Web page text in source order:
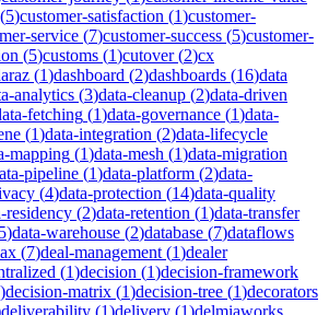
(5)customer-satisfaction (1)customer-
service (7)customer-success (5)customer-
(5)customs (1)cutover(2)cx
(1)dashboard (2)dashboards (16)data
analytics (3)data-cleanup (2)data-driven
fetching (1)data-governance (1)data-
(1)data-integration (2)data-lifecycle
mapping (1)data-mesh (1)data-migration
pipeline (1)data-platform (2)data-
(4)data-protection (14)data-quality
residency (2)data-retention (1)data-transfer
5)data-warehouse (2)database (7)dataflows
(7)deal-management (1)dealer
(1)decision (1)decision-framework
)decision-matrix (1)decision-tree (1)decorators
deliverability (1)delivery (1)delmiaworks